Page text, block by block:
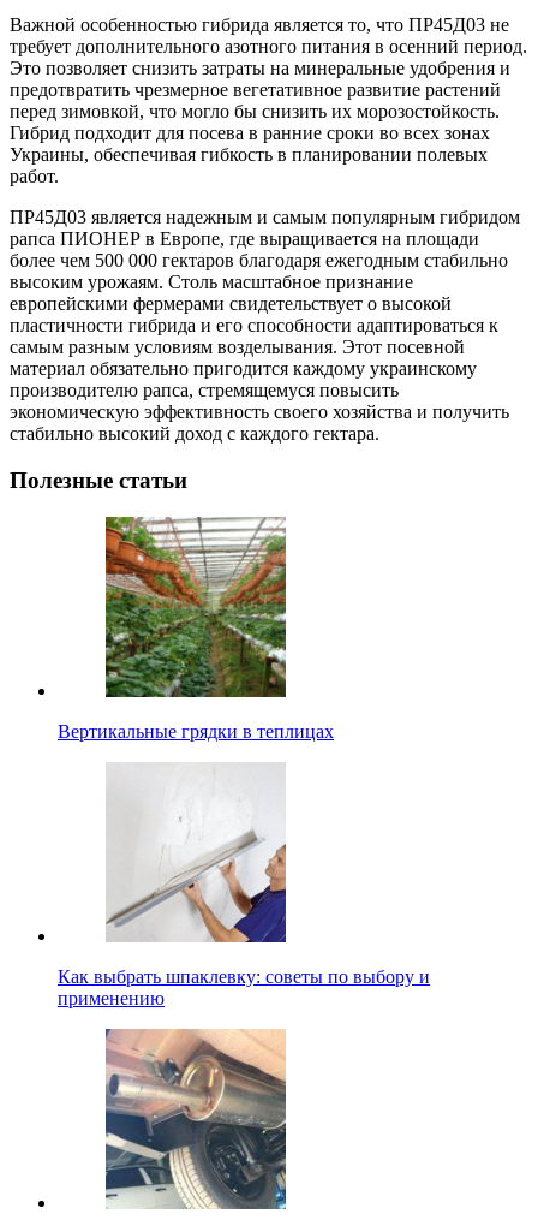
Важной особенностью гибрида является то, что ПР45Д03 не
требует дополнительного азотного питания в осенний период.
Это позволяет снизить затраты на минеральные удобрения и
предотвратить чрезмерное вегетативное развитие растений
перед зимовкой, что могло бы снизить их морозостойкость.
Гибрид подходит для посева в ранние сроки во всех зонах
Украины, обеспечивая гибкость в планировании полевых
работ.
ПР45Д03 является надежным и самым популярным гибридом
рапса ПИОНЕР в Европе, где выращивается на площади
более чем 500 000 гектаров благодаря ежегодным стабильно
высоким урожаям. Столь масштабное признание
европейскими фермерами свидетельствует о высокой
пластичности гибрида и его способности адаптироваться к
самым разным условиям возделывания. Этот посевной
материал обязательно пригодится каждому украинскому
производителю рапса, стремящемуся повысить
экономическую эффективность своего хозяйства и получить
стабильно высокий доход с каждого гектара.
Полезные статьи
Вертикальные грядки в теплицах
Как выбрать шпаклевку: советы по выбору и
применению